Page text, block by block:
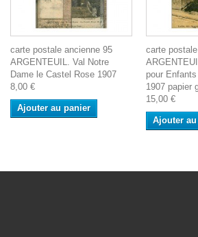
carte postale ancienne 95
ARGENTEUIL. Val Notre
Dame le Castel Rose 1907
8,00 €
Ajouter au panier
carte
pour
1907 papier
15,00 €
Ajouter